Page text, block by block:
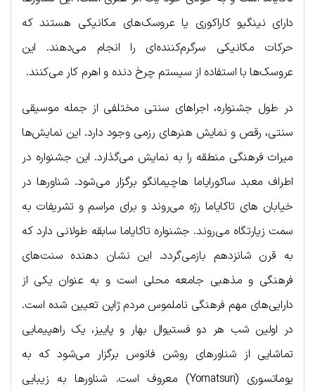
دارای نینگیو کاراکوری یا عروسک‌های مکانیکی هستند که
حرکات مکانیکی سرگرم‌کننده‌ای را انجام می‌دهند. این
عروسک‌ها با استفاده از سیستم چرخ دنده و اهرم کار می‌کنند.
در طول جشنواره، اجراهای سنتی مختلفی از جمله موسیقی
سنتی، رقص و نمایش هنرهای رزمی وجود دارد. این نمایش‌ها
میراث فرهنگی منطقه را به نمایش می‌گذارد. این جشنواره در
اطراف معبد ساکورایاما هاچیمانگو برگزار می‌شود. شناورها در
خیابان های تاکایاما رژه می‌روند و برای مراسم و تشریفات به
سمت زیارتگاه می‌روند. جشنواره تاکایاما سابقه طولانی دارد که
به قرن شانزدهم بازمی‌گردد. این نشان دهنده سنت‌های
فرهنگی و مذهبی جامعه محلی است و به عنوان یکی از
دارایی‌های مهم فرهنگی ناملموس مردم ژاپن تعیین شده است.
در اولین شب هر دو فستیوال بهار و پاییز، یک راهپیمایی
تماشایی از شناورهای روشن فانوس برگزار می‌شود که به
یوماتسوری (Yomatsuri) معروف است. شناورها به زیبایی